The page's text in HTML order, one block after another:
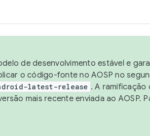
de desenvolvimento estável e
o código-fonte no AOSP no
latest-release . A
mais recente enviada ao AOSP.